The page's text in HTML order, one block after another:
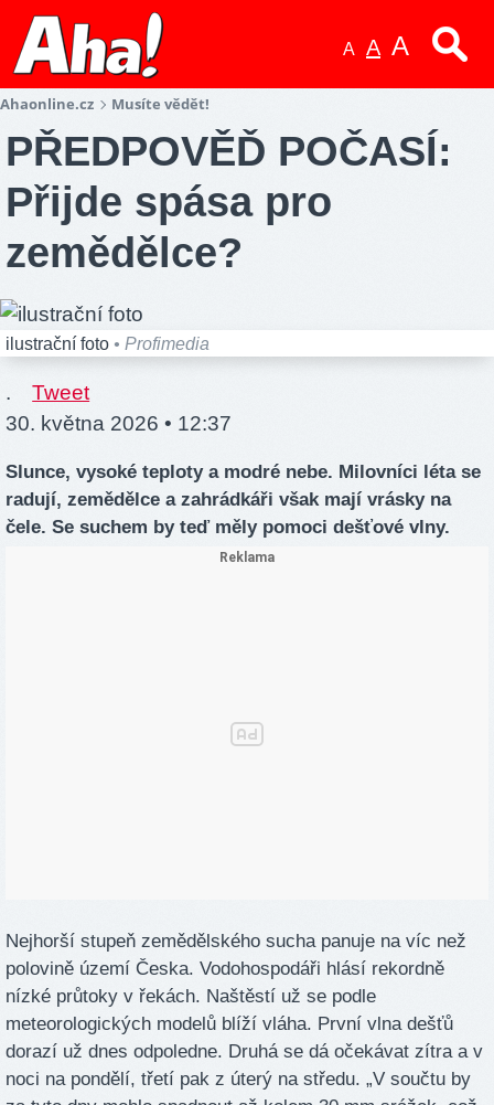
A A A
Ahaonline.cz Musíte vědět!
PŘEDPOVĚĎ POČASÍ:
Přijde spása pro
zemědělce?
ilustrační foto • Profimedia
.
Tweet
30. května 2026 • 12:37
Slunce, vysoké teploty a modré nebe. Milovníci léta se
radují, zemědělce a zahrádkáři však mají vrásky na
čele. Se suchem by teď měly pomoci dešťové vlny.
Nejhorší stupeň zemědělského sucha panuje na víc než
polovině území Česka. Vodohospodáři hlásí rekordně
nízké průtoky v řekách. Naštěstí už se podle
meteorologických modelů blíží vláha. První vlna dešťů
dorazí už dnes odpoledne. Druhá se dá očekávat zítra a v
noci na pondělí, třetí pak z úterý na středu. „V součtu by